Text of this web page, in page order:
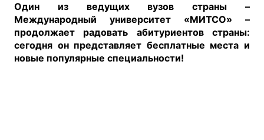
Один из ведущих вузов страны –
Международный университет «МИТСО» –
продолжает радовать абитуриентов страны:
сегодня он представляет бесплатные места и
новые популярные специальности!